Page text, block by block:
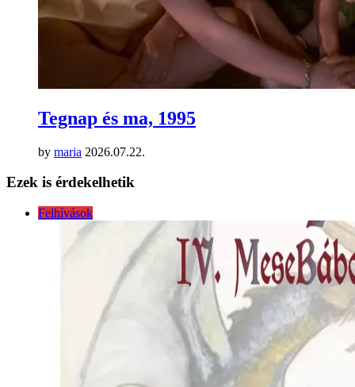
Tegnap és ma, 1995
by maria 2026.07.22.
Ezek is érdekelhetik
Felhívások